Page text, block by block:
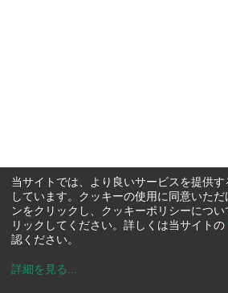
当サイトでは、より良いサービスを提供
しています。クッキーの使用に同意いた
ンをクリックし、クッキーポリシーにつ
リックしてください。詳しくは当サイトの
認ください。
詳細を見る ...